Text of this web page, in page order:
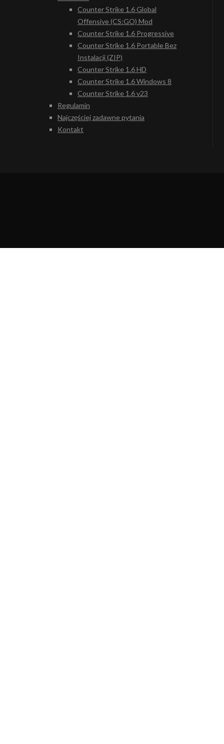
Counter Strike 1.6 Global
Offensive (CS:GO) Mod
Counter Strike 1.6 Progressive
Counter Strike 1.6 Portable Bez
Instalacji (ZIP)
Counter Strike 1.6 HD
Counter Strike 1.6 Windows 8
Counter Strike 1.6 v23
Regulamin
Najczęściej zadawne pytania
Kontakt